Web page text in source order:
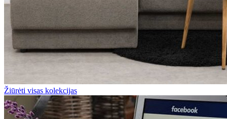
Žiūrėti visas kolekcijas